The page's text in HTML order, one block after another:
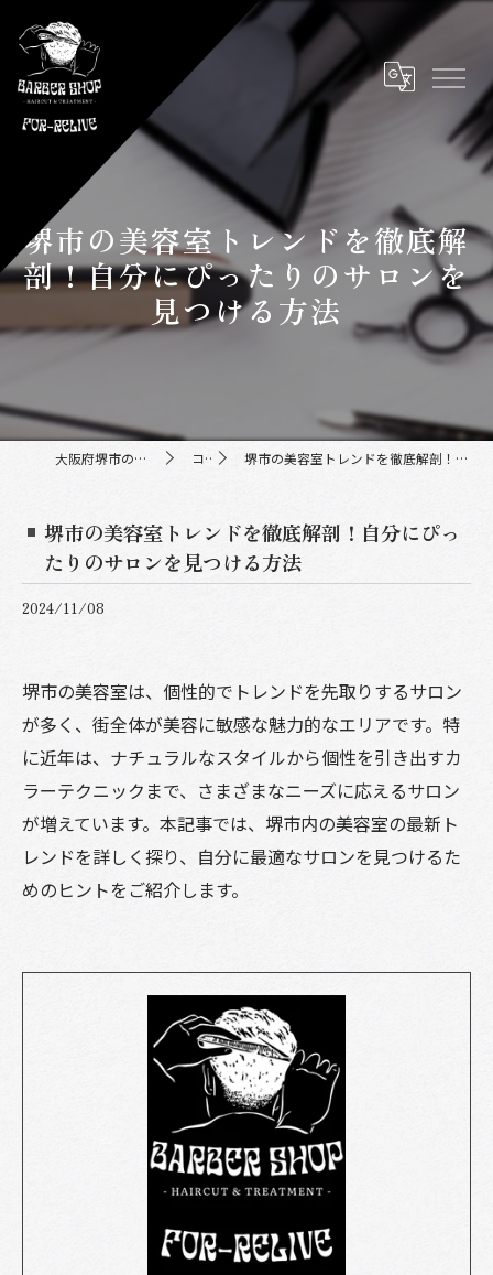
堺市の美容室トレンドを徹底解
剖！自分にぴったりのサロンを
見つける方法
大阪府堺市の美容室ならFor-Relive コラム 堺市の美容室トレンドを徹底解剖！自分にぴったりのサロンを見つける方法
堺市の美容室トレンドを徹底解剖！自分にぴっ
たりのサロンを見つける方法
2024/11/08
堺市の美容室は、個性的でトレンドを先取りするサロン
が多く、街全体が美容に敏感な魅力的なエリアです。特
に近年は、ナチュラルなスタイルから個性を引き出すカ
ラーテクニックまで、さまざまなニーズに応えるサロン
が増えています。本記事では、堺市内の美容室の最新ト
レンドを詳しく探り、自分に最適なサロンを見つけるた
めのヒントをご紹介します。